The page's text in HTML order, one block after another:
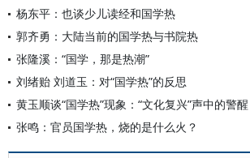
杨东平：也谈少儿读经和国学热
郭齐勇：大陆当前的国学热与书院热
张隆溪：“国学，那是热潮”
刘绪贻 刘道玉：对“国学热”的反思
黄玉顺谈“国学热”现象：“文化复兴”声中的警醒
张鸣：官员国学热，烧的是什么火？